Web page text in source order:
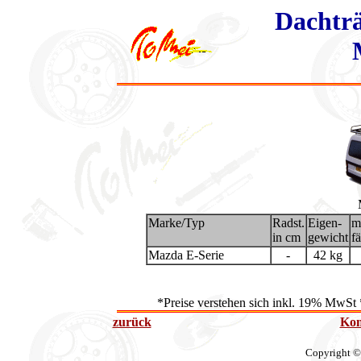
Marke/Typ
Radst.
in cm
Eigen-
gewicht
Mazda E-Serie
- 42 kg
*Preise verstehen sich inkl. 19%
zurück
Copyright